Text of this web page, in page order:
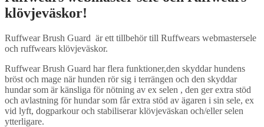
klövjeväskor!
Ruffwear Brush Guard är ett tillbehör till Ruffwears webmastersele
och ruffwears klövjeväskor.
Ruffwear Brush Guard har flera funktioner,den skyddar hundens
bröst och mage när hunden rör sig i terrängen och den skyddar
hundar som är känsliga för nötning av ex selen , den ger extra stöd
och avlastning för hundar som får extra stöd av ägaren i sin sele, ex
vid lyft, dogparkour och stabiliserar klövjeväskan och/eller selen
ytterligare.